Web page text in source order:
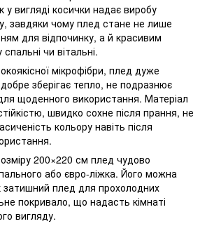
у вигляді косички надає виробу
завдяки чому плед стане не лише
для відпочинку, а й красивим
чи вітальні.
мікрофібри, плед дуже
зберігає тепло, не подразнює
щоденного використання. Матеріал
швидко сохне після прання, не
кольору навіть після
200×220 см плед чудово
або євро-ліжка. Його можна
затишний плед для прохолодних
покривало, що надасть кімнаті
вигляду.